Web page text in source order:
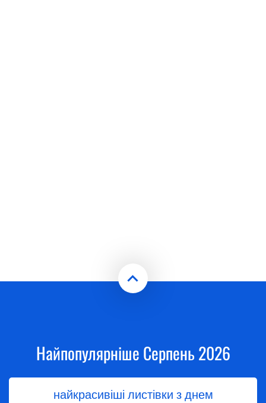
Найпопулярніше Серпень 2026
найкрасивіші листівки з днем